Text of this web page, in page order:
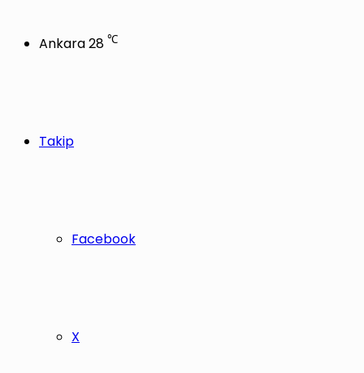
Ankara28 ℃
Takip
Facebook
X